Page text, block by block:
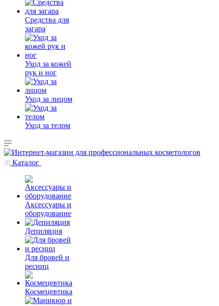
Средства для
загара
Уход за кожей
рук и ног
Уход за лицом
Уход за телом
Каталог
Аксессуары и
оборудование
Депиляция
Для бровей и
ресниц
Космецевтика